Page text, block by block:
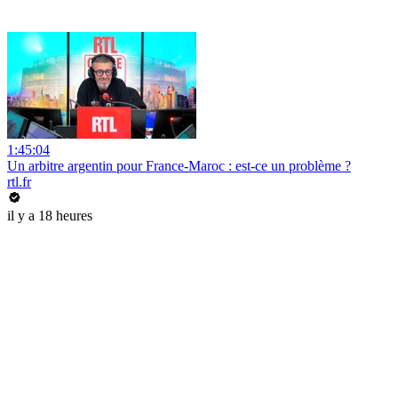
1:45:04
Un arbitre argentin pour France-Maroc : est-ce un problème ?
rtl.fr
il y a 18 heures